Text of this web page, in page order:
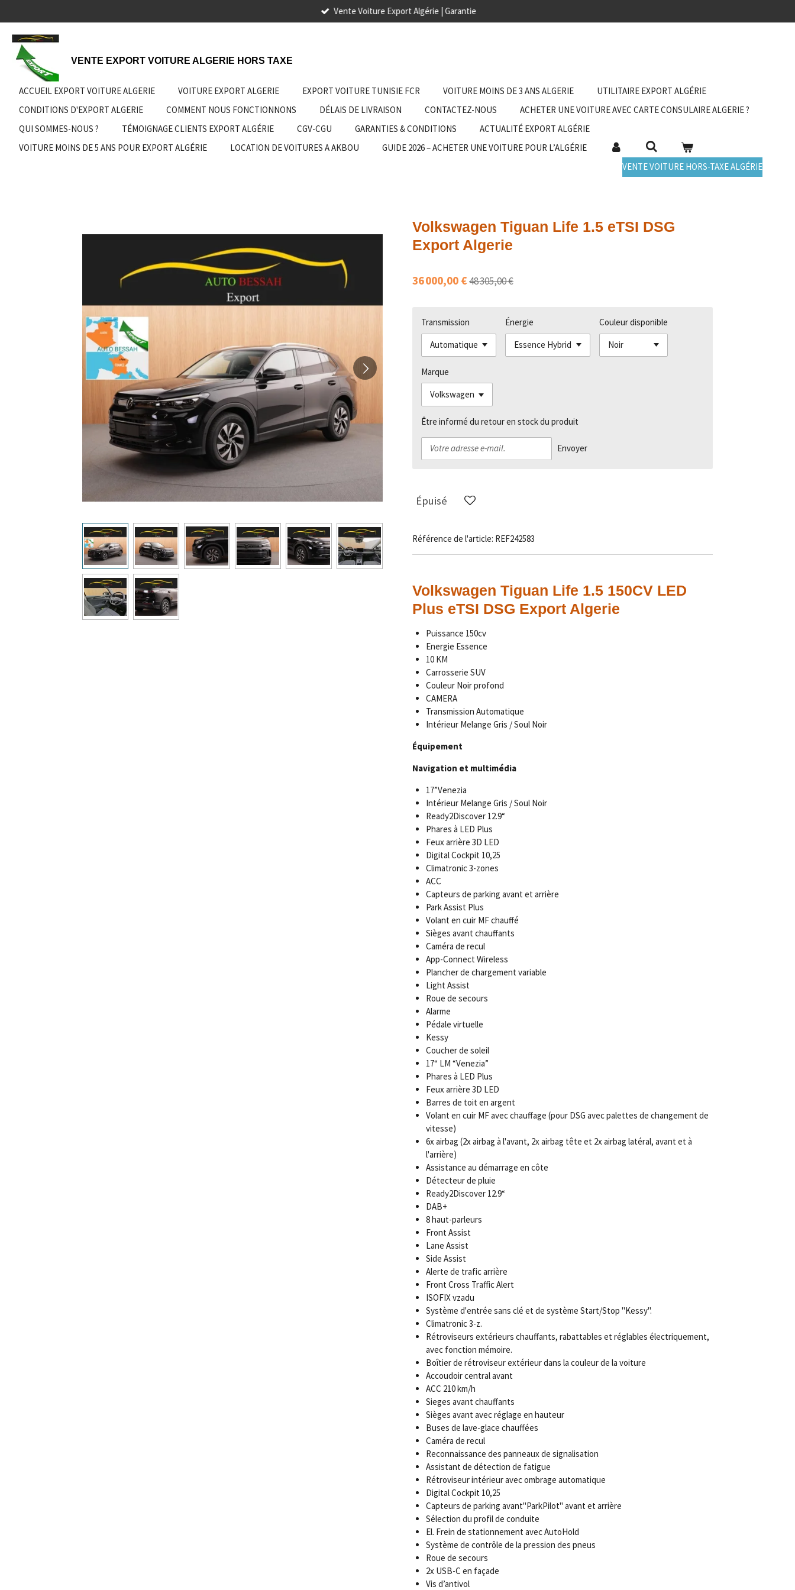
au
contenu
principal
Vente Voiture Export Algérie | Garantie
VENTE EXPORT VOITURE ALGERIE HORS TAXE
ACCUEIL EXPORT VOITURE ALGERIE VOITURE EXPORT ALGERIE EXPORT VOITURE TUNISIE FCR VOITURE MOINS DE 3 ANS ALGERIE
UTILITAIRE EXPORT ALGÉRIE
CONDITIONS D'EXPORT ALGERIE
COMMENT NOUS FONCTIONNONS DÉLAIS DE LIVRAISON CONTACTEZ-NOUS
ACHETER UNE VOITURE AVEC CARTE CONSULAIRE ALGERIE ?
QUI SOMMES-NOUS ?
TÉMOIGNAGE CLIENTS EXPORT ALGÉRIE CGV-CGU GARANTIES & CONDITIONS
ACTUALITÉ EXPORT ALGÉRIE
VOITURE MOINS DE 5 ANS POUR EXPORT ALGÉRIE
LOCATION DE VOITURES A AKBOU
GUIDE 2026 – ACHETER UNE VOITURE POUR L’ALGÉRIE
VENTE VOITURE HORS-TAXE ALGÉRIE
Volkswagen Tiguan Life 1.5 eTSI DSG
Export Algerie
36 000,00 €48 305,00 €
Transmission Énergie Couleur disponible
Marque
Être informé du retour en stock du produit
Envoyer
Épuisé
Référence de l'article: REF242583
Volkswagen Tiguan Life 1.5 150CV LED
Plus eTSI DSG Export Algerie
Puissance 150cv
Energie Essence
10 KM
Carrosserie SUV
Couleur Noir profond
CAMERA
Transmission Automatique
Intérieur Melange Gris / Soul Noir
Équipement
Navigation et multimédia
17”Venezia
Intérieur Melange Gris / Soul Noir
Ready2Discover 12.9“
Phares à LED Plus
Feux arrière 3D LED
Digital Cockpit 10,25
Climatronic 3-zones
ACC
Capteurs de parking avant et arrière
Park Assist Plus
Volant en cuir MF chauffé
Sièges avant chauffants
Caméra de recul
App-Connect Wireless
Plancher de chargement variable
Light Assist
Roue de secours
Alarme
Pédale virtuelle
Kessy
Coucher de soleil
17“ LM “Venezia”
Phares à LED Plus
Feux arrière 3D LED
Barres de toit en argent
Volant en cuir MF avec chauffage (pour DSG avec palettes de changement de
vitesse)
6x airbag (2x airbag à l'avant, 2x airbag tête et 2x airbag latéral, avant et à
l'arrière)
Assistance au démarrage en côte
Détecteur de pluie
Ready2Discover 12.9“
DAB+
8 haut-parleurs
Front Assist
Lane Assist
Side Assist
Alerte de trafic arrière
Front Cross Traffic Alert
ISOFIX vzadu
Système d'entrée sans clé et de système Start/Stop "Kessy".
Climatronic 3-z.
Rétroviseurs extérieurs chauffants, rabattables et réglables électriquement,
avec fonction mémoire.
Boîtier de rétroviseur extérieur dans la couleur de la voiture
Accoudoir central avant
ACC 210 km/h
Sieges avant chauffants
Sièges avant avec réglage en hauteur
Buses de lave-glace chauffées
Caméra de recul
Reconnaissance des panneaux de signalisation
Assistant de détection de fatigue
Rétroviseur intérieur avec ombrage automatique
Digital Cockpit 10,25
Capteurs de parking avant"ParkPilot" avant et arrière
Sélection du profil de conduite
El. Frein de stationnement avec AutoHold
Système de contrôle de la pression des pneus
Roue de secours
2x USB-C en façade
Vis d’antivol